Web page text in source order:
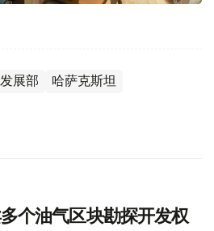
展部 哈萨克斯坦
个油气区块勘探开发权